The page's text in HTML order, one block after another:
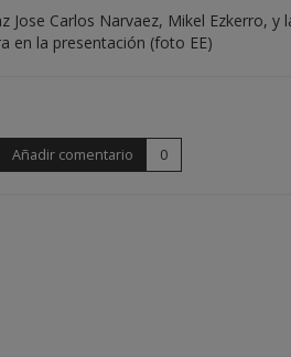
Jose Carlos Narvaez, Mikel Ezkerro,
en la presentación (foto EE)
Añadir comentario 0